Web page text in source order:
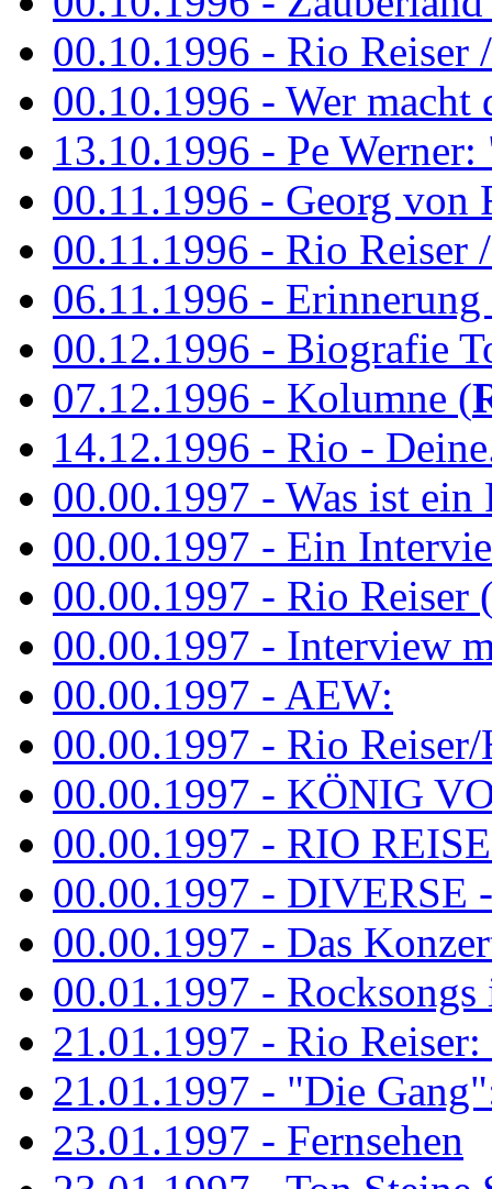
00.10.1996 - Rio Reiser
00.10.1996 - Wer macht
13.10.1996 - Pe
00.11.1996 - Georg von
00.11.1996 - Rio Reiser
06.11.1996 -
00.12.1996 - Biografie
07.12.1996 - Kolumne (
14.12.1996 - Rio -
00.00.1997 - Was ist ein
00.00.1997 - Ein
00.00.1997 - Rio Reiser
00.00.1997 - Interview
00.00.1997 - AEW:
00.00.1997 - Rio Reiser/
00.00.1997 - KÖNIG
00.00.1997 - RIO
00.00.1997 - DIVERSE
00.00.1997 - Das
00.01.1997 -
21.01.1997 - Rio
21.01.1997 - "Die
23.01.1997 - Fernsehen